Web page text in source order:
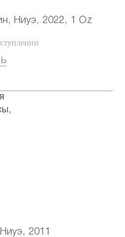
Ниуэ, 2022, 1 Oz
2011